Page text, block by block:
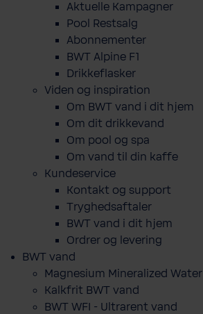
Aktuelle Kampagner
Pool Restsalg
Abonnementer
BWT Alpine F1
Drikkeflasker
Viden og inspiration
Om BWT vand i dit hjem
Om dit drikkevand
Om pool og spa
Om vand til din kaffe
Kundeservice
Kontakt og support
Tryghedsaftaler
BWT vand i dit hjem
Ordrer og levering
BWT vand
Magnesium Mineralized Water
Kalkfrit BWT vand
BWT WFI - Ultrarent vand